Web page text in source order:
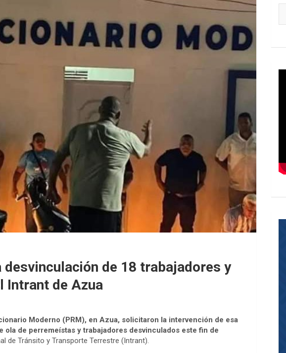
de 18 trabajadores y
Intrant de Azua
Moderno (PRM), en Azua, solicitaron la intervención de esa
de perremeístas y trabajadores desvinculados este fin de
de Tránsito y Transporte Terrestre (Intrant).